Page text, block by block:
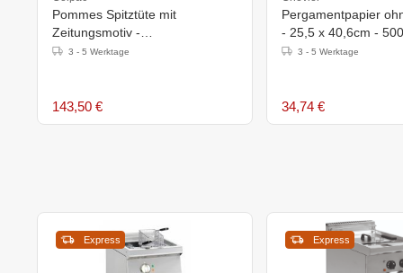
Pommes Spitztüte mit
Zeitungsmotiv -
182x100x(h)183mm - 1000
3 - 5 Werktage
143,50 €
Pergamentpapier
- 25,5 x 40,6cm -
3 - 5 Werktage
34,74 €
Express Express